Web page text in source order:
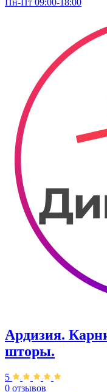
Ардизия.
шторы.
5
0 отзывов